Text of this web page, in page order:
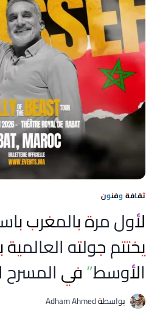
ثقافة وفنون
لأول مرة بالمغرب
يختتم جولته
الأوسط” في المسرح
بواسطةAdham Ahmed